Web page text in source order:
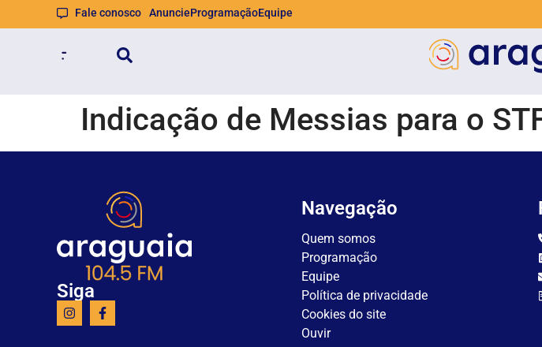
Fale conosco AnuncieProgramaçãoEquipe
Indicação de Messias para o
Siga
Navegação
Quem somos
Programação
Equipe
Política de privacidade
Cookies do site
Ouvir